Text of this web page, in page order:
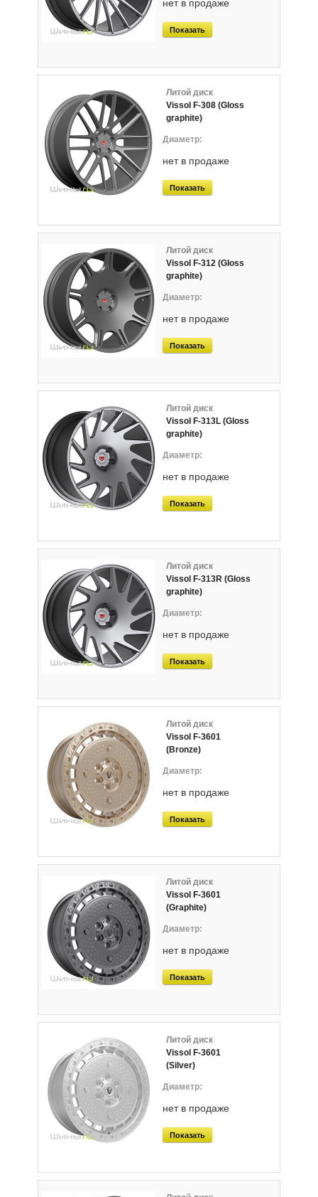
нет в продаже
Показать
Литой диск
Vissol F-308 (Gloss
graphite)
нет в продаже
Показать
Литой диск
Vissol F-312 (Gloss
graphite)
нет в продаже
Показать
Литой диск
Vissol F-313L (Gloss
graphite)
нет в продаже
Показать
Литой диск
Vissol F-313R (Gloss
graphite)
нет в продаже
Показать
Литой диск
Vissol F-3601
(Bronze)
нет в продаже
Показать
Литой диск
Vissol F-3601
(Graphite)
нет в продаже
Показать
Литой диск
Vissol F-3601
(Silver)
нет в продаже
Показать